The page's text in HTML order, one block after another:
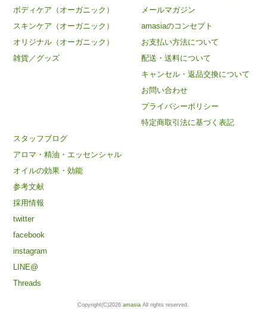
ボディケア（オーガニック）
スキンケア（オーガニック）
オリジナル（オーガニック）
雑貨／グッズ
メールマガジン
amasiaのコンセプト
お支払い方法について
配送・送料について
キャンセル・返品交換について
お問い合わせ
プライバシーポリシー
特定商取引法に基づく表記
スタッフブログ
アロマ・精油・エッセンシャル
オイルの効果・効能
参考文献
採用情報
twitter
facebook
instagram
LINE@
Threads
Copyright(C)2026amasia All rights reserved.